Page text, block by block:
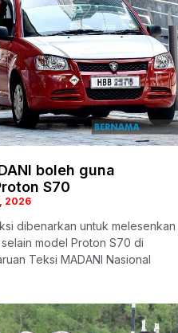
boleh guna
S70
2026
dibenarkan untuk melesenkan
model Proton S70 di
Teksi MADANI Nasional